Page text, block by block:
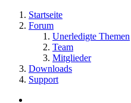
Startseite
Forum
Unerledigte Themen
Team
Mitglieder
Downloads
Support